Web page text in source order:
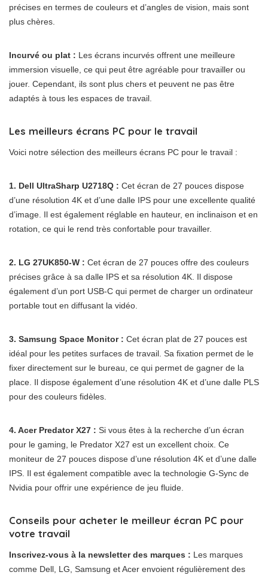
précises en termes de couleurs et d’angles de vision, mais sont
plus chères.
Incurvé ou plat : Les écrans incurvés offrent une meilleure
immersion visuelle, ce qui peut être agréable pour travailler ou
jouer. Cependant, ils sont plus chers et peuvent ne pas être
adaptés à tous les espaces de travail.
Les meilleurs écrans PC pour le travail
Voici notre sélection des meilleurs écrans PC pour le travail :
1. Dell UltraSharp U2718Q : Cet écran de 27 pouces dispose
d’une résolution 4K et d’une dalle IPS pour une excellente qualité
d’image. Il est également réglable en hauteur, en inclinaison et en
rotation, ce qui le rend très confortable pour travailler.
2. LG 27UK850-W : Cet écran de 27 pouces offre des couleurs
précises grâce à sa dalle IPS et sa résolution 4K. Il dispose
également d’un port USB-C qui permet de charger un ordinateur
portable tout en diffusant la vidéo.
3. Samsung Space Monitor : Cet écran plat de 27 pouces est
idéal pour les petites surfaces de travail. Sa fixation permet de le
fixer directement sur le bureau, ce qui permet de gagner de la
place. Il dispose également d’une résolution 4K et d’une dalle PLS
pour des couleurs fidèles.
4. Acer Predator X27 : Si vous êtes à la recherche d’un écran
pour le gaming, le Predator X27 est un excellent choix. Ce
moniteur de 27 pouces dispose d’une résolution 4K et d’une dalle
IPS. Il est également compatible avec la technologie G-Sync de
Nvidia pour offrir une expérience de jeu fluide.
Conseils pour acheter le meilleur écran PC pour
votre travail
Inscrivez-vous à la newsletter des marques : Les marques
comme Dell, LG, Samsung et Acer envoient régulièrement des